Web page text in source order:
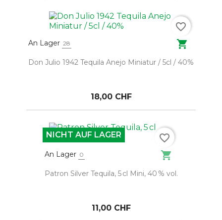
An Lager 28 
Don Julio 1942 Tequila Anejo Miniatur / 5cl / 40%
18,00 CHF
favorite_border
An Lager 0 
Patron Silver Tequila, 5 cl Mini, 40 % vol.
11,00 CHF
NICHT AUF LAGER favorite_border